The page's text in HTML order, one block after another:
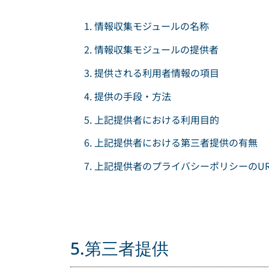
情報収集モジュールの名称
情報収集モジュールの提供者
提供される利用者情報の項目
提供の手段・方法
上記提供者における利用目的
上記提供者における第三者提供の有無
上記提供者のプライバシーポリシーの
5.第三者提供